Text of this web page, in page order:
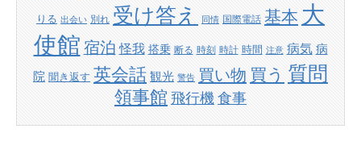
りる 出会い 別れ 受け答え 同情 国際電話 基本 大
使館 宿泊 怪我 搭乗 断る 時刻 時計 時間 注意 病気 病
院 聞き返す 英会話 観光 警告 買い物 買う 質問
領事館 飛行機 食事